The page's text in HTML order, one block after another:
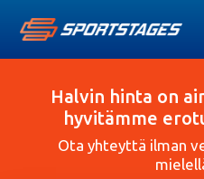
Halvin hinta on
hyvitämme
Ota yhteyttä ilman